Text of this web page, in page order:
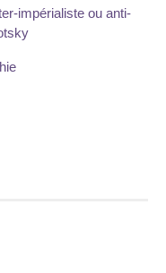
impérialiste ou anti-